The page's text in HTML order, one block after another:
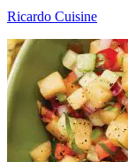
Ricardo Cuisine